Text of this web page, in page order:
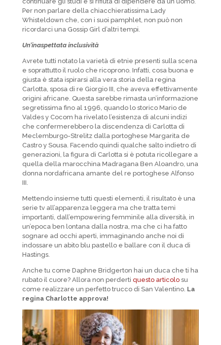
Per non parlare della chiacchieratissima Lady
Whisteldown che, con i suoi pamphlet, non può non
ricordarci una Gossip Girl d’altri tempi.
Un’inaspettata inclusività
Avrete tutti notato la varietà di etnie presenti sulla scena
e soprattutto il ruolo che ricoprono. Infatti, cosa buona e
giusta è stata ispirarsi alla vera storia della regina
Carlotta, sposa di re Giorgio III, che aveva effettivamente
origini africane. Questa sarebbe rimasta un’informazione
segretissima fino al 1996, quando lo storico Mario de
Valdes y Cocom ha rivelato l’esistenza di alcuni indizi
che confermerebbero la discendenza di Carlotta di
Meclemburgo-Strelitz dalla portoghese Margarita de
Castro y Sousa. Facendo quindi qualche salto indietro di
generazioni, la figura di Carlotta si è potuta ricollegare a
quella della marocchina Madragana Ben Aloandro, una
donna nordafricana amante del re portoghese Alfonso
III.
Mettendo insieme tutti questi elementi, il risultato è una
serie tv all’apparenza leggera ma che tratta temi
importanti, dall’empowering femminile alla diversità, in
un’epoca ben lontana dalla nostra, ma che ci ha fatto
sognare ad occhi aperti, immaginando anche noi di
indossare un abito blu pastello e ballare con il duca di
Hastings.
Anche tu come Daphne Bridgerton hai un duca che ti ha
rubato il cuore? Allora non perderti questo articolosu
come realizzare un perfetto trucco di San Valentino. La
regina Charlotte approva!